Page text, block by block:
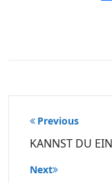
Previous
KANNST DU
Next